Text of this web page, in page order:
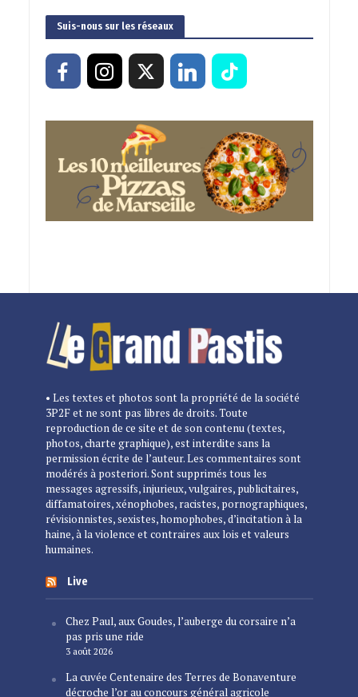
Suis-nous sur les réseaux
• Les textes et photos sont la propriété de la société
3P2F et ne sont pas libres de droits. Toute
reproduction de ce site et de son contenu (textes,
photos, charte graphique), est interdite sans la
permission écrite de l’auteur. Les commentaires sont
modérés à posteriori. Sont supprimés tous les
messages agressifs, injurieux, vulgaires, publicitaires,
diffamatoires, xénophobes, racistes, pornographiques,
révisionnistes, sexistes, homophobes, d’incitation à la
haine, à la violence et contraires aux lois et valeurs
humaines.
Live
Chez Paul, aux Goudes, l’auberge du corsaire n’a
pas pris une ride
3 août 2026
La cuvée Centenaire des Terres de Bonaventure
décroche l’or au concours général agricole